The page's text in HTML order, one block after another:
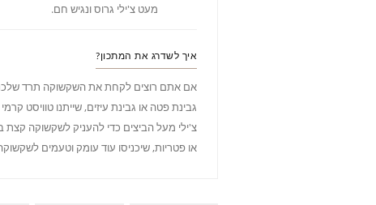
מעט צ'ילי גרוס ונגיש חם.
איך לשדרג את המתכון?
אם אתם רוצים לקחת את השקשוקה תרד שלכם
גבינת פטה או גבינת עיזים, שייתנו טוויסט
צ'ילי מעל הביצים כדי להעניק לשקשוקה קצת
או פטריות, שיכניסו עוד עומק וטעמים